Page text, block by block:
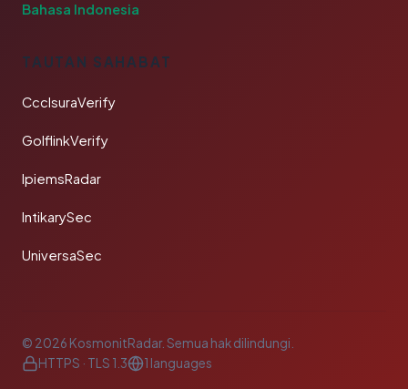
Bahasa Indonesia
TAUTAN SAHABAT
CcclsuraVerify
GolflinkVerify
IpiemsRadar
IntikarySec
UniversaSec
© 2026 KosmonitRadar. Semua hak dilindungi.
HTTPS · TLS 1.3
1 languages